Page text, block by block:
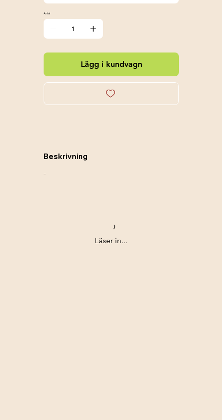
Antal
Lägg i kundvagn
Läser in...
Beskrivning